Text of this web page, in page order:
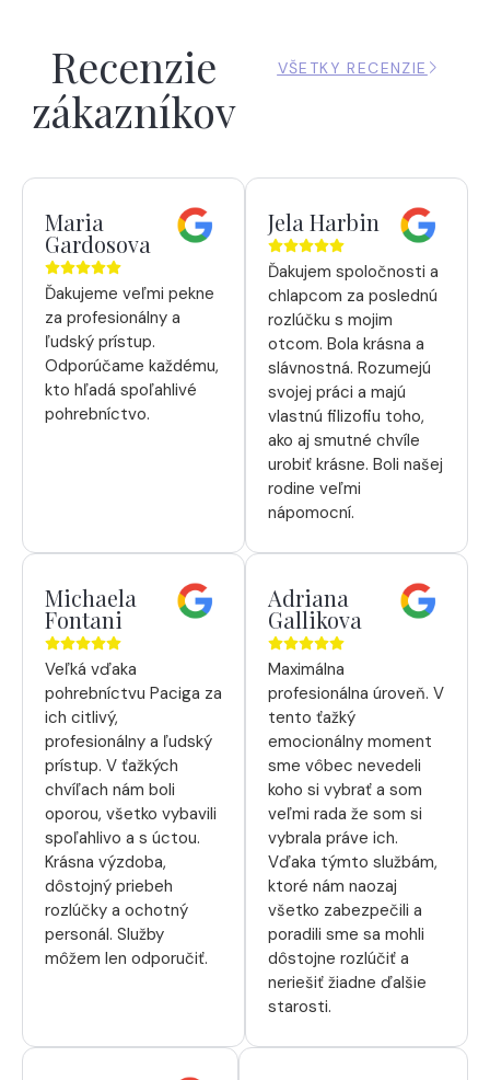
Recenzie
zákazníkov
VŠETKY RECENZIE
Maria
Gardosova
Ďakujeme veľmi pekne
za profesionálny a
ľudský prístup.
Odporúčame každému,
kto hľadá spoľahlivé
pohrebníctvo.
Jela Harbin
Ďakujem spoločnosti a
chlapcom za poslednú
rozlúčku s mojim
otcom. Bola krásna a
slávnostná. Rozumejú
svojej práci a majú
vlastnú filizofiu toho,
ako aj smutné chvíle
urobiť krásne. Boli našej
rodine veľmi
nápomocní.
Michaela
Fontani
Veľká vďaka
pohrebníctvu Paciga za
ich citlivý,
profesionálny a ľudský
prístup. V ťažkých
chvíľach nám boli
oporou, všetko vybavili
spoľahlivo a s úctou.
Krásna výzdoba,
dôstojný priebeh
rozlúčky a ochotný
personál. Služby
môžem len odporučiť.
Adriana
Gallikova
Maximálna
profesionálna úroveň. V
tento ťažký
emocionálny moment
sme vôbec nevedeli
koho si vybrať a som
veľmi rada že som si
vybrala práve ich.
Vďaka týmto službám,
ktoré nám naozaj
všetko zabezpečili a
poradili sme sa mohli
dôstojne rozlúčiť a
neriešiť žiadne ďalšie
starosti.